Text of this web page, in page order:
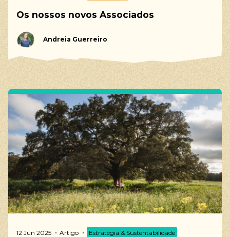
Os nossos novos Associados
Andreia Guerreiro
12 Jun 2025 Artigo Estratégia & Sustentabilidade